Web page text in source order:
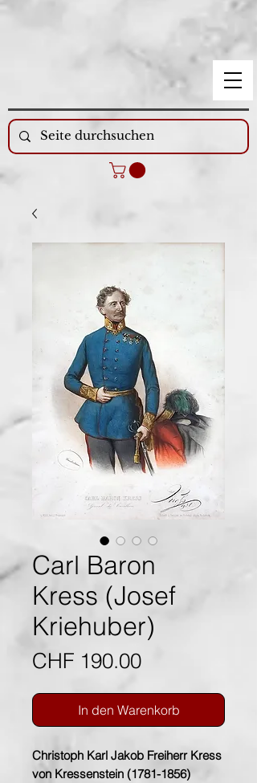
Carl Baron
Kress (Josef
Kriehuber)
CHF 190.00Preis
In den Warenkorb
Christoph Karl Jakob Freiherr Kress
von Kressenstein (1781-1856)